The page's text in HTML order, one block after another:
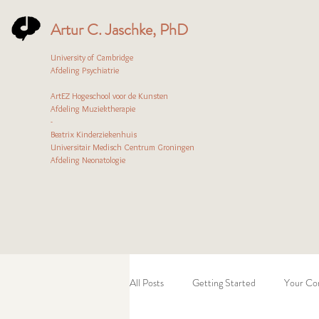
Artur C. Jaschke, PhD
University of Cambridge
Afdeling Psychiatrie
ArtEZ Hogeschool voor de Kunsten
Afdeling Muziektherapie
-
Beatrix Kinderziekenhuis
Universitair Medisch Centrum Groningen
Afdeling Neonatologie
All Posts Getting Started Your